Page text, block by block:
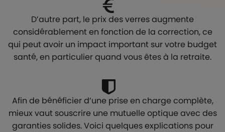
D’autre part, le prix des verres augmente
considérablement en fonction de la correction, ce
qui peut avoir un impact important sur votre budget
santé, en particulier quand vous êtes à la retraite.
Afin de bénéficier d’une prise en charge complète,
mieux vaut souscrire une mutuelle optique avec des
garanties solides. Voici quelques explications pour